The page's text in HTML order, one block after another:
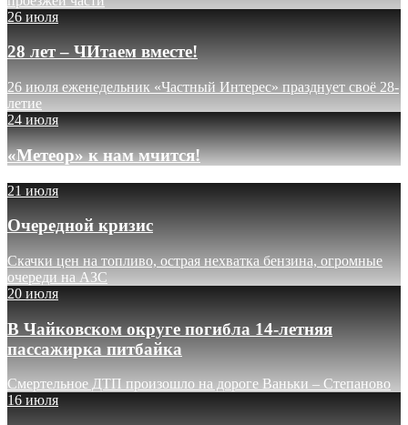
26 июля
28 лет – ЧИтаем вместе!
26 июля еженедельник «Частный Интерес» празднует своё 28-
летие
24 июля
«Метеор» к нам мчится!
21 июля
Очередной кризис
Скачки цен на топливо, острая нехватка бензина, огромные
очереди на АЗС
20 июля
В Чайковском округе погибла 14-летняя
пассажирка питбайка
Смертельное ДТП произошло на дороге Ваньки – Степаново
16 июля